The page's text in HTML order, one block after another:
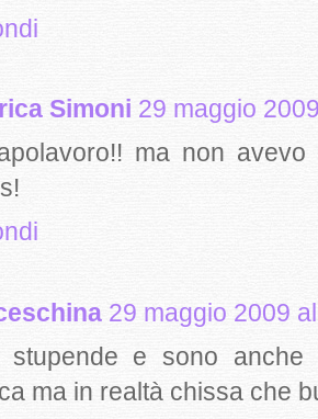
Simoni 29 maggio
ma non
29 maggio 2009
stupende e sono anche
ma in realtà chissa che